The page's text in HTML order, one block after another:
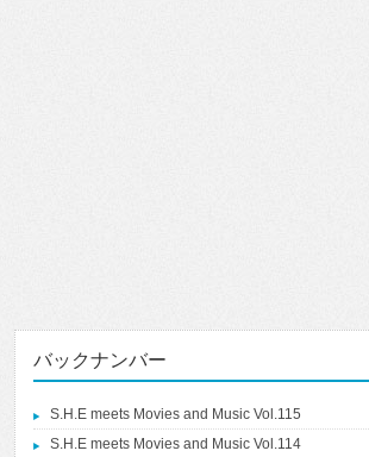
バックナンバー
S.H.E meets Movies and Music Vol.115
S.H.E meets Movies and Music Vol.114